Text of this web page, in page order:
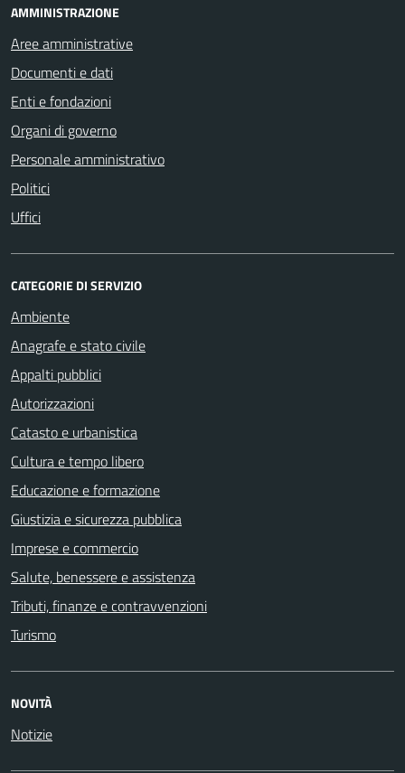
AMMINISTRAZIONE
Aree amministrative
Documenti e dati
Enti e fondazioni
Organi di governo
Personale amministrativo
Politici
Uffici
CATEGORIE DI SERVIZIO
Ambiente
Anagrafe e stato civile
Appalti pubblici
Autorizzazioni
Catasto e urbanistica
Cultura e tempo libero
Educazione e formazione
Giustizia e sicurezza pubblica
Imprese e commercio
Salute, benessere e assistenza
Tributi, finanze e contravvenzioni
Turismo
NOVITÀ
Notizie